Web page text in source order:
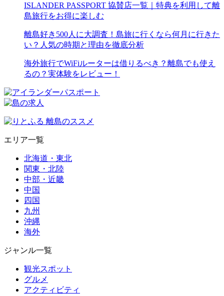
ISLANDER PASSPORT 協賛店一覧｜特典を利用して離
島旅行をお得に楽しむ
離島好き500人に大調査！島旅に行くなら何月に行きた
い？人気の時期と理由を徹底分析
海外旅行でWiFiルーターは借りるべき？離島でも使え
るの？実体験をレビュー！
エリア一覧
北海道・東北
関東・北陸
中部・近畿
中国
四国
九州
沖縄
海外
ジャンル一覧
観光スポット
グルメ
アクティビティ